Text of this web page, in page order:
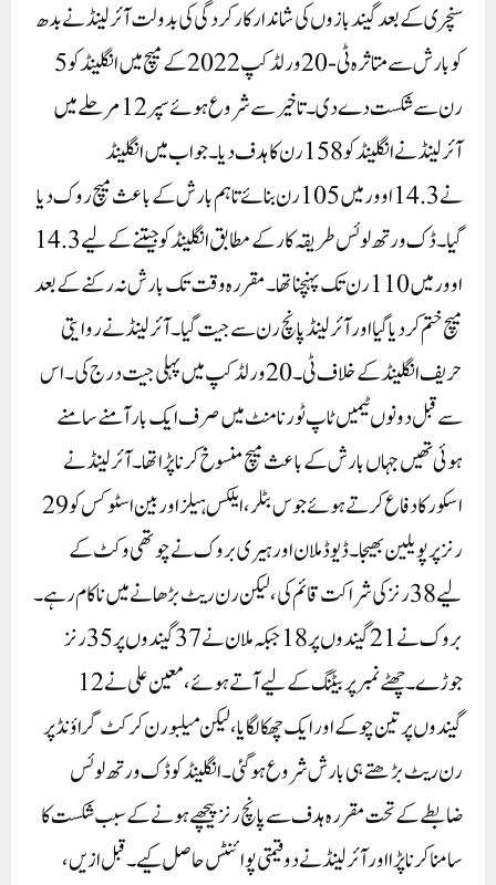
سنچری کے بعد گیند بازوں کی شاندار کارکردگی کی بدولت آئرلینڈ نے بدھ
کو بارش سے متاثرہ ٹی-20 ورلڈ کپ 2022 کے میچ میں انگلینڈ کو 5
رن سے شکست دے دی۔ تاخیر سے شروع ہوئے سپر 12 مرحلے میں
آئرلینڈ نے انگلینڈ کو 158 رن کا ہدف دیا۔ جواب میں انگلینڈ
نے 14.3اوور میں 105 رن بنائے تاہم بارش کے باعث میچ روک دیا
گیا۔ ڈک ورتھ لوئس طریقہ کار کے مطابق انگلینڈ کو جیتنے کے لیے 14.3
اوور میں 110 رن تک پہنچنا تھا۔ مقررہ وقت تک بارش نہ رکنے کے بعد
میچ ختم کر دیا گیا اور آئرلینڈ پانچ رن سے جیت گیا۔آئرلینڈ نے روایتی
حریف انگلینڈ کے خلاف ٹی۔20 ورلڈ کپ میں پہلی جیت درج کی۔ اس
سے قبل دونوں ٹیمیں ٹاپ ٹورنامنٹ میں صرف ایک بار آمنے سامنے
ہوئی تھیں جہاں بارش کے باعث میچ منسوخ کرنا پڑا تھا۔ آئرلینڈ نے
اسکور کا دفاع کرتے ہوئے جوس بٹلر، ایلکس ہیلز اور بین اسٹوکس کو 29
رنز پر پویلین بھیجا۔ ڈیوڈ ملان اور ہیری بروک نے چوتھی وکٹ کے
لیے 38 رنز کی شراکت قائم کی، لیکن رن ریٹ بڑھانے میں ناکام رہے۔
بروک نے 21 گیندوں پر 18 جبکہ ملان نے 37 گیندوں پر 35 رنز
جوڑے۔ چھٹے نمبر پر بیٹنگ کے لیے آتے ہوئے، معین علی نے 12
گیندوں پر تین چوکے اور ایک چھکا لگایا، لیکن میلبورن کرکٹ گراؤنڈ پر
رن ​​ریٹ بڑھتے ہی بارش شروع ہوگئی۔ انگلینڈ کو ڈک ورتھ لوئس
ضابطے کے تحت مقررہ ہدف سے پانچ رنز پیچھے ہونے کے سبب شکست کا
سامنا کرنا پڑا اور آئرلینڈ نے دو قیمتی پوائنٹس حاصل کیے۔قبل ازیں،